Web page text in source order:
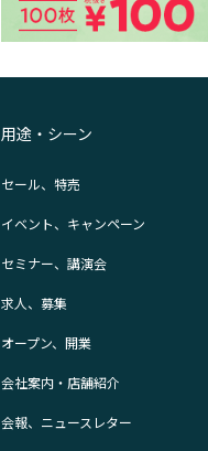
用途・シーン
セール、特売
イベント、キャンペーン
セミナー、講演会
求人、募集
オープン、開業
会社案内・店舗紹介
会報、ニュースレター